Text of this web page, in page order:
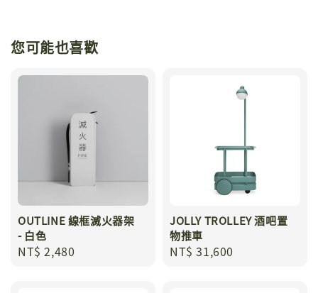
您可能也喜歡
OUTLINE 線框滅火器架
- 白色
Regular
NT$ 2,480
JOLLY TROLLEY 酒吧置
物推車
Regular
NT$ 31,600